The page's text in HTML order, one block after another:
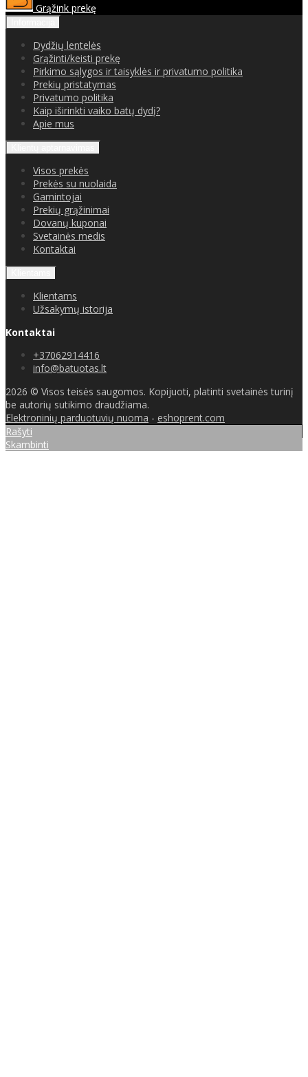
Grąžink prekę
Dydžių lentelės
Grąžinti/keisti prekę
Pirkimo sąlygos ir taisyklės ir privatumo politika
Prekių pristatymas
Privatumo politika
Kaip iširinkti vaiko batų dydį?
Apie mus
Visos prekės
Prekės su nuolaida
Gamintojai
Prekių grąžinimai
Dovanų kuponai
Svetainės medis
Kontaktai
Klientams
Užsakymų istorija
Kontaktai
+37062914416
info@batuotas.lt
2026 © Visos teisės saugomos. Kopijuoti, platinti svetainės turinį
be autorių sutikimo draudžiama.
Elektroninių parduotuvių nuoma - eshoprent.com
Rašyti
Skambinti